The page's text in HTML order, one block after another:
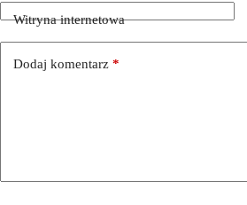
Witryna internetowa
Dodaj komentarz *